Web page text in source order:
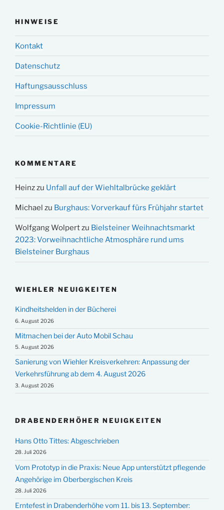
HINWEISE
Kontakt
Datenschutz
Haftungsausschluss
Impressum
Cookie-Richtlinie (EU)
KOMMENTARE
Heinzzu Unfall auf der Wiehltalbrücke geklärt
Michael zu Burghaus: Vorverkauf fürs Frühjahr startet
Wolfgang Wolpertzu Bielsteiner Weihnachtsmarkt
2023: Vorweihnachtliche Atmosphäre rund ums
Bielsteiner Burghaus
WIEHLER NEUIGKEITEN
Kindheitshelden in der Bücherei
6. August 2026
Mitmachen bei der Auto Mobil Schau
5. August 2026
Sanierung von Wiehler Kreisverkehren: Anpassung der
Verkehrsführung ab dem 4. August 2026
3. August 2026
DRABENDERHÖHER NEUIGKEITEN
Hans Otto Tittes: Abgeschrieben
28. Juli 2026
Vom Prototyp in die Praxis: Neue App unterstützt pflegende
Angehörige im Oberbergischen Kreis
28. Juli 2026
Erntefest in Drabenderhöhe vom 11. bis 13. September: